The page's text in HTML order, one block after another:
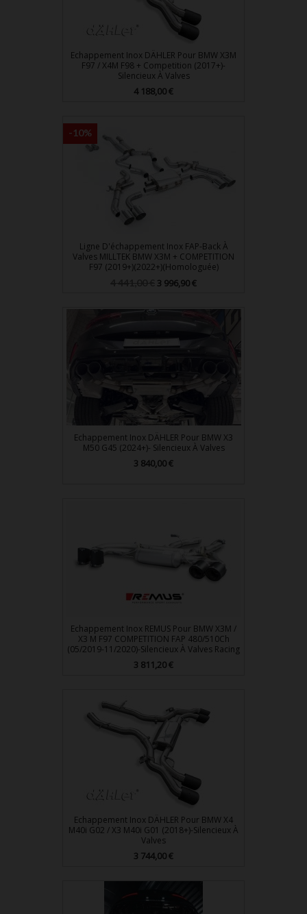
Echappement Inox DÄHLER Pour BMW X3M
F97 / X4M F98 + Competition (2017+)-
Silencieux À Valves
Prix
4 188,00 €
Ligne D'échappement Inox FAP-Back À
Valves MILLTEK BMW X3M + COMPETITION
F97 (2019+)(2022+)(Homologuée)
Prix
3 996,90 €
-10%
Echappement Inox DÄHLER Pour BMW X3
M50 G45 (2024+)- Silencieux À Valves
Prix
3 840,00 €
Echappement Inox REMUS Pour BMW X3M /
X3 M F97 COMPETITION FAP 480/510Ch
(05/2019-11/2020)-Silencieux À Valves Racing
Prix
3 811,20 €
Echappement Inox DÄHLER Pour BMW X4
M40i G02 / X3 M40i G01 (2018+)-Silencieux À
Valves
Prix
3 744,00 €